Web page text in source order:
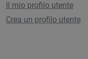
Il mio profilo utente
Crea un profilo utente